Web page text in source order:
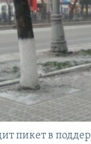
пикет в